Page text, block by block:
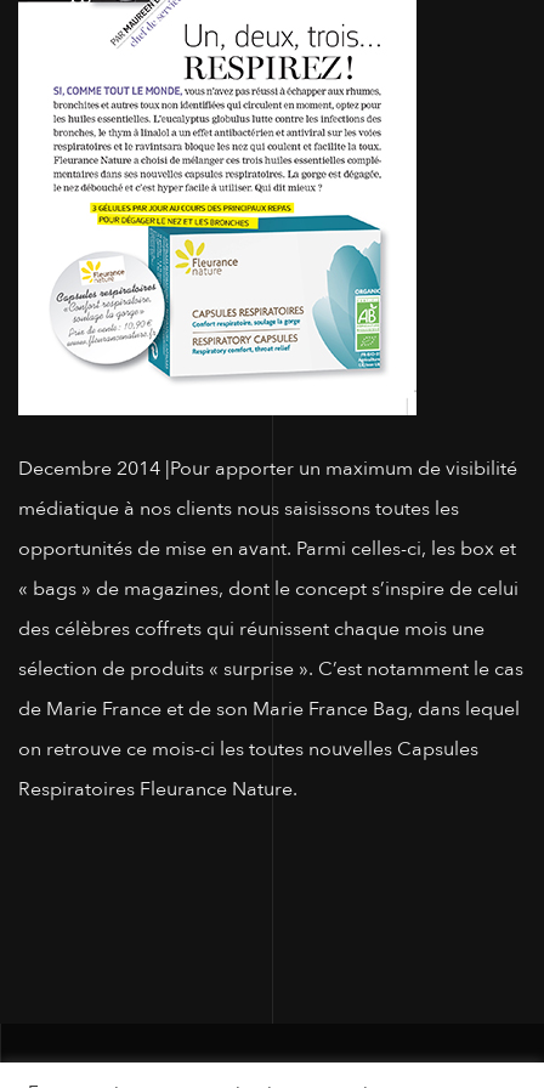
Decembre 2014 |Pour apporter un maximum de visibilité
médiatique à nos clients nous saisissons toutes les
opportunités de mise en avant. Parmi celles-ci, les box et
« bags » de magazines, dont le concept s’inspire de celui
des célèbres coffrets qui réunissent chaque mois une
sélection de produits « surprise ». C’est notamment le cas
de Marie France et de son Marie France Bag, dans lequel
on retrouve ce mois-ci les toutes nouvelles Capsules
Respiratoires Fleurance Nature.